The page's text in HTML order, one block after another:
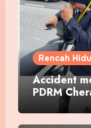
Rencah
Accident
PDRM